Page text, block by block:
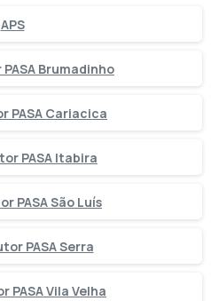
APS
Brumadinho
PASA Cariacica
PASA Itabira
PASA São Luís
PASA Serra
PASA Vila Velha